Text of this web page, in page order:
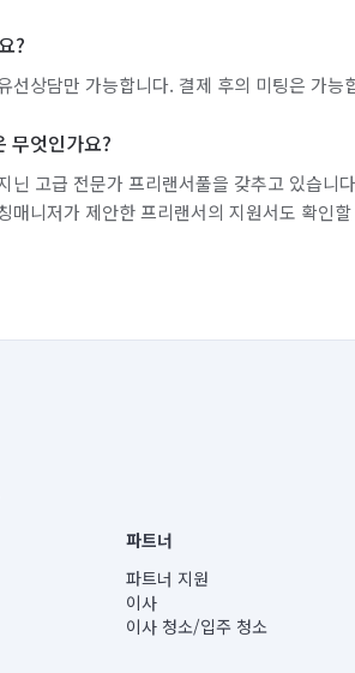
?
선상담만 가능합니다. 결제 후의 미팅은 가능
무엇인가요?
닌 고급 전문가 프리랜서풀을 갖추고 있습니
매니저가 제안한 프리랜서의 지원서도 확인
| 인허가번호 : 2016-3220163-14-5-00019 |
로-1400(공정거래위원회 정보) |
RHEE
곡로 6(중학동, 트윈트리빌딩) B동 5층
송동 율곡로 24, 7층, 8층 미소
파트너
파트너 지원
이사
이사 청소/입주 청소